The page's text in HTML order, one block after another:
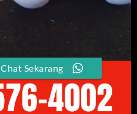
Chat Sekarang